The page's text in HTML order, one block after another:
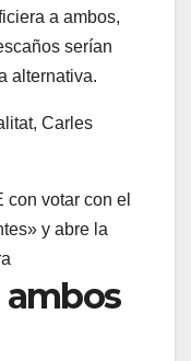
a ambos,
serían
alternativa.
con votar con el
y abre la